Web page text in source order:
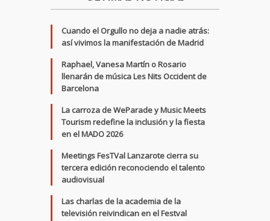
Cuando el Orgullo no deja a nadie atrás:
así vivimos la manifestación de Madrid
Raphael, Vanesa Martín o Rosario
llenarán de música Les Nits Occident de
Barcelona
La carroza de WeParade y Music Meets
Tourism redefine la inclusión y la fiesta
en el MADO 2026
Meetings FesTVal Lanzarote cierra su
tercera edición reconociendo el talento
audiovisual
Las charlas de la academia de la
televisión reivindican en el Festval